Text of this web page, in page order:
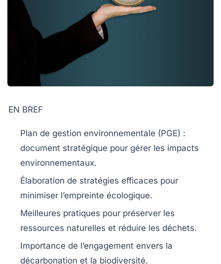
EN BREF
Plan de gestion environnementale (PGE) :
document stratégique pour gérer les impacts
environnementaux.
Élaboration de stratégies efficaces pour
minimiser l’empreinte écologique.
Meilleures pratiques pour préserver les
ressources naturelles et réduire les déchets.
Importance de l’engagement envers la
décarbonation et la biodiversité.